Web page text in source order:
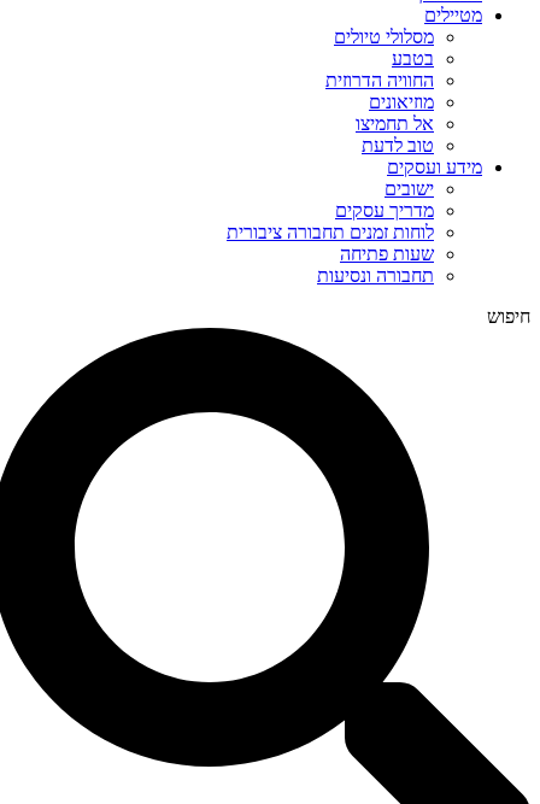
מטיילים
מסלולי טיולים
בטבע
החוויה הדרוזית
מוזיאונים
אל תחמיצו
טוב לדעת
מידע ועסקים
ישובים
מדריך עסקים
לוחות זמנים תחבורה ציבורית
שעות פתיחה
תחבורה ונסיעות
חיפוש